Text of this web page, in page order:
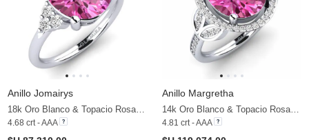
Anillo Jomairys
4.68 crt - AAA
Anillo Margretha
4.81 crt - AAA